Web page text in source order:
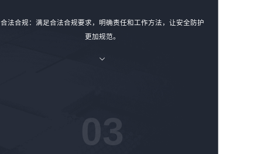
合法合规：满足合法合规要求，明确责任和工作方法，让安全防护
更加规范。
03